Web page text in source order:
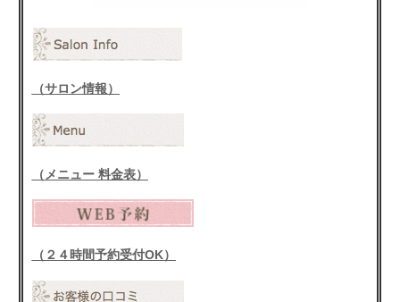
（サロン情報）
（メニュー 料金表）
（２４時間予約受付OK）